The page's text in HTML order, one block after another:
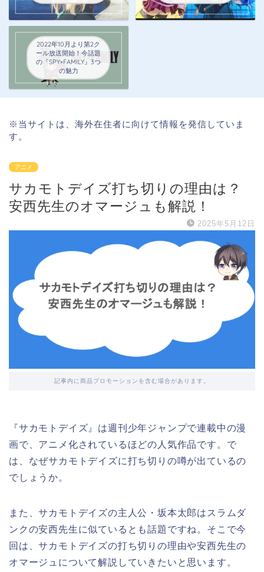
2022年10月より第2ク
ール放送開始！今話題
の『SPY×FAMILY』3つ
の魅力
※当サイトは、海外在住者に向けて情報を発信していま
す。
アニメ
サカモトデイズ打ち切りの理由は？
安西先生のオマージュも解説！
2025年5月12日
記事内に商品プロモーションを含む場合があります。
『サカモトデイズ』は週刊少年ジャンプで連載中の漫
画で、アニメ化されているほどの人気作品です。で
は、なぜサカモトデイズに打ち切りの噂が出ているの
でしょうか。
また、サカモトデイズの主人公・坂本太郎はスラムダ
ンクの安西先生に似ているとも話題ですね。そこで今
回は、サカモトデイズの打ち切りの理由や安西先生の
オマージュについて解説していきたいと思います。